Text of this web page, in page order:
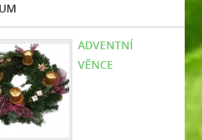
ADVENTNÍ
VĚNCE